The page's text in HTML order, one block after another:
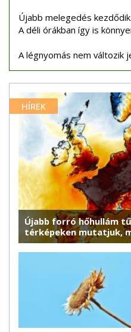
Újabb melegedés
A déli órákban így is
A légnyomás nem változik
HÍREK
Újabb forró hőhullám
térképeken mutatjuk,